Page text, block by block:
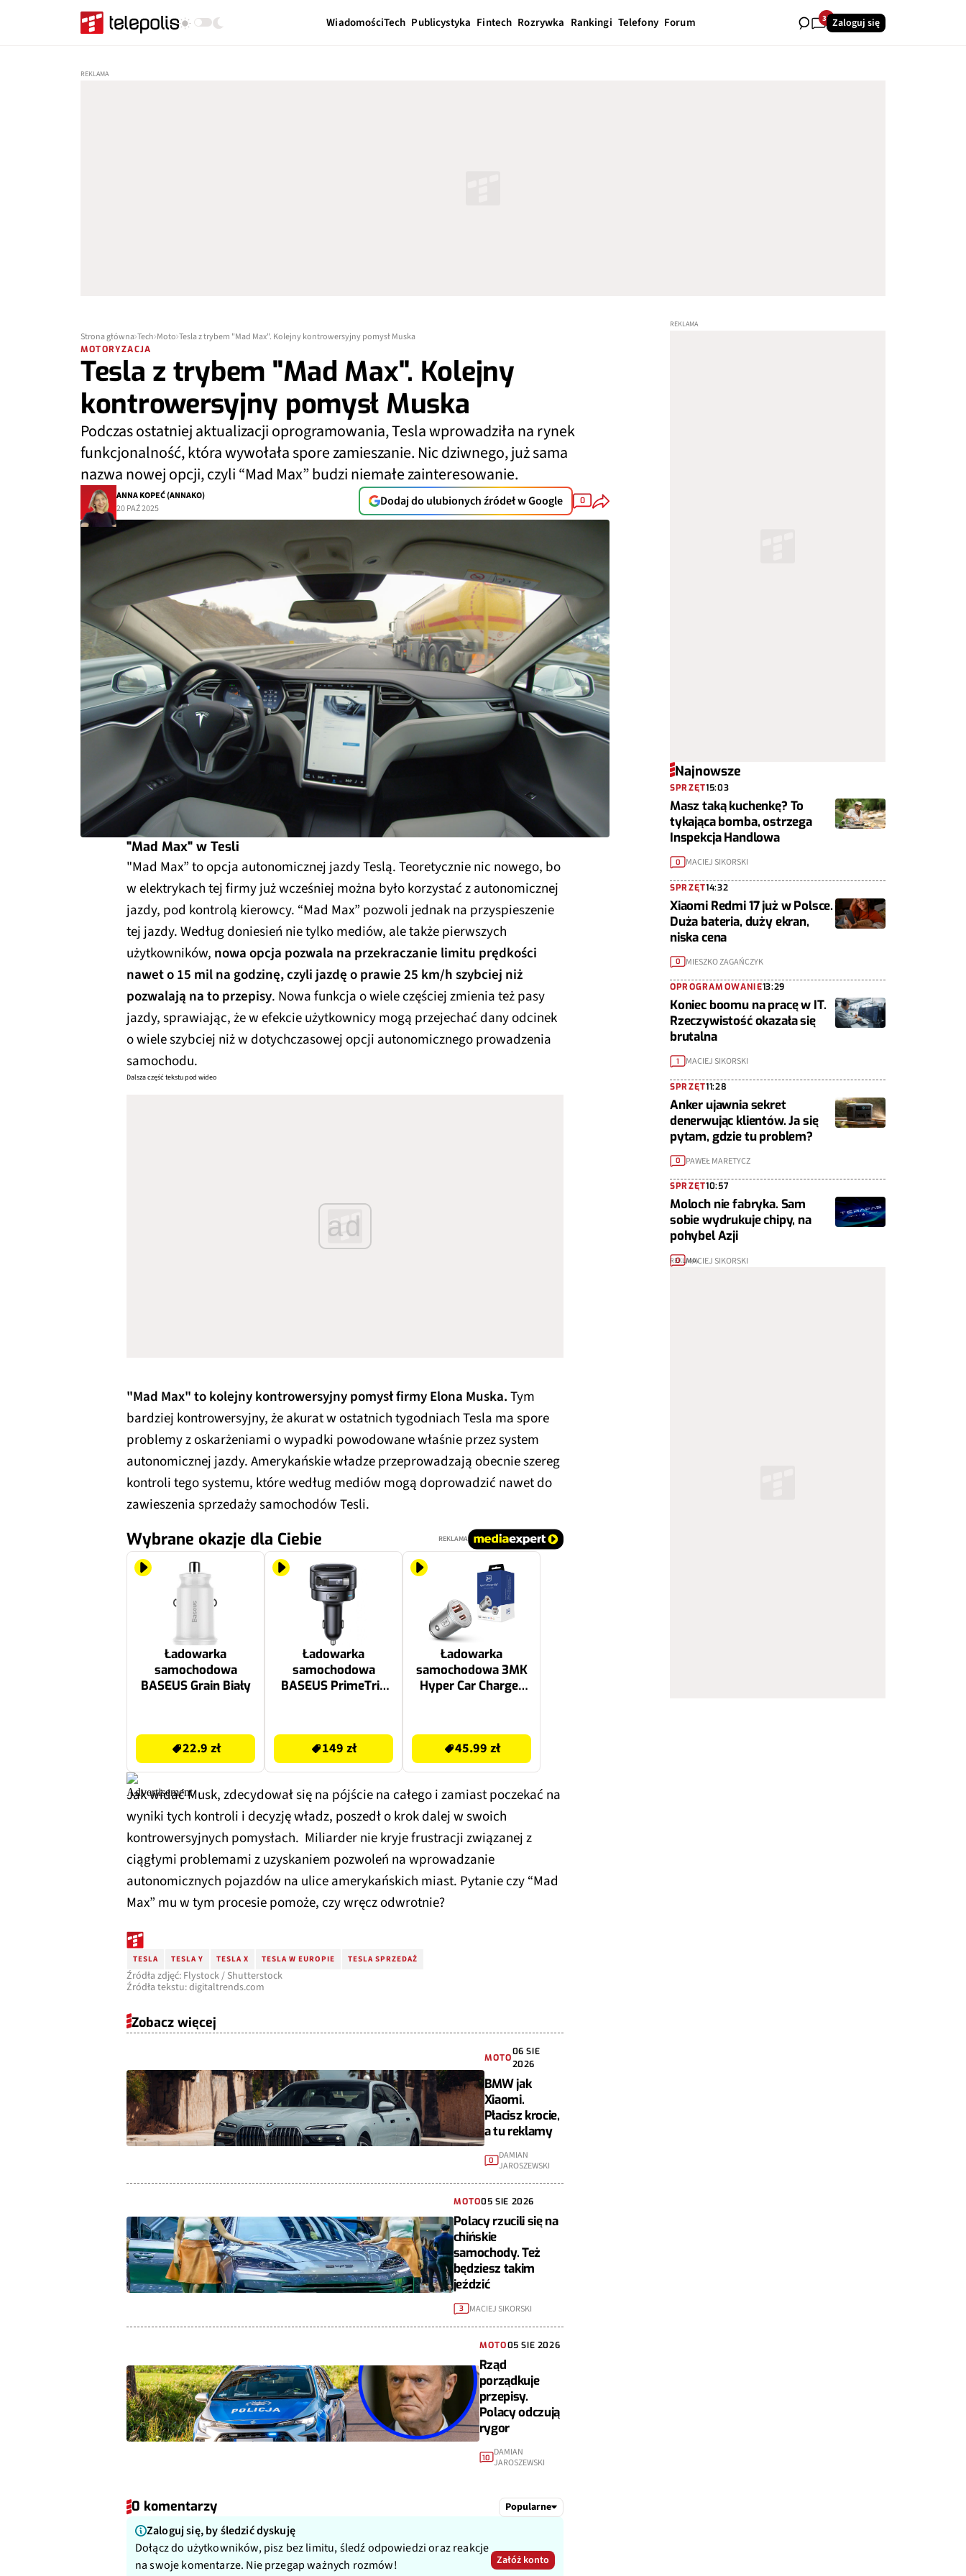
WiadomościTech Publicystyka Fintech Rozrywka Rankingi Telefony Forum 38Zaloguj się
Strona główna Tech Moto Tesla z trybem "Mad Max". Kolejny kontrowersyjny pomysł Muska
MOTORYZACJA
Tesla z trybem "Mad Max". Kolejny
kontrowersyjny pomysł Muska
Podczas ostatniej aktualizacji oprogramowania, Tesla wprowadziła na rynek
funkcjonalność, która wywołała spore zamieszanie. Nic dziwnego, już sama
nazwa nowej opcji, czyli “Mad Max” budzi niemałe zainteresowanie.
ANNA KOPEĆ (ANNAKO)
20 PAŹ 2025
Dodaj do ulubionych źródeł w Google 0
"Mad Max" w Tesli
"Mad Max” to opcja autonomicznej jazdy Teslą. Teoretycznie nic nowego, bo
w elektrykach tej firmy już wcześniej można było korzystać z autonomicznej
jazdy, pod kontrolą kierowcy. “Mad Max” pozwoli jednak na przyspieszenie
tej jazdy. Według doniesień nie tylko mediów, ale także pierwszych
użytkowników, nowa opcja pozwala na przekraczanie limitu prędkości
nawet o 15 mil na godzinę, czyli jazdę o prawie 25 km/h szybciej niż
pozwalają na to przepisy. Nowa funkcja o wiele częściej zmienia też pasy
jazdy, sprawiając, że w efekcie użytkownicy mogą przejechać dany odcinek
o wiele szybciej niż w dotychczasowej opcji autonomicznego prowadzenia
samochodu.
Dalsza część tekstu pod wideo
ad
"Mad Max" to kolejny kontrowersyjny pomysł firmy Elona Muska.Tym
bardziej kontrowersyjny, że akurat w ostatnich tygodniach Tesla ma spore
problemy z oskarżeniami o wypadki powodowane właśnie przez system
autonomicznej jazdy. Amerykańskie władze przeprowadzają obecnie szereg
kontroli tego systemu, które według mediów mogą doprowadzić nawet do
zawieszenia sprzedaży samochodów Tesli.
Wybrane okazje dla Ciebie REKLAMA
Ładowarka
samochodowa
BASEUS Grain Biały
22.9 zł
Ładowarka
samochodowa
BASEUS PrimeTrip
149 zł
Ładowarka
samochodowa 3MK
Hyper Car Charger
45.99 zł
Jak widać Musk, zdecydował się na pójście na całego i zamiast poczekać na
wyniki tych kontroli i decyzję władz, poszedł o krok dalej w swoich
kontrowersyjnych pomysłach. Miliarder nie kryje frustracji związanej z
ciągłymi problemami z uzyskaniem pozwoleń na wprowadzanie
autonomicznych pojazdów na ulice amerykańskich miast. Pytanie czy “Mad
Max” mu w tym procesie pomoże, czy wręcz odwrotnie?
TESLA TESLA Y TESLA X TESLA W EUROPIE TESLA SPRZEDAŻ
Źródła zdjęć: Flystock / Shutterstock
Źródła tekstu: digitaltrends.com
Zobacz więcej
MOTO
06 SIE
2026
BMW jak
Xiaomi.
Płacisz krocie,
a tu reklamy
0 DAMIAN
JAROSZEWSKI
MOTO05 SIE 2026
Polacy rzucili się na
chińskie
samochody. Też
będziesz takim
jeździć
3 MACIEJ SIKORSKI
MOTO05 SIE 2026
Rząd
porządkuje
przepisy.
Polacy odczują
rygor
10 DAMIAN
JAROSZEWSKI
0 komentarzy Popularne
Zaloguj się, by śledzić dyskuję
Dołącz do użytkowników, pisz bez limitu, śledź odpowiedzi oraz reakcje
na swoje komentarze. Nie przegap ważnych rozmów!
Załóż konto
Najnowsze
SPRZĘT15:03
Masz taką kuchenkę? To
tykająca bomba, ostrzega
Inspekcja Handlowa
0 MACIEJ SIKORSKI
SPRZĘT14:32
Xiaomi Redmi 17 już w Polsce.
Duża bateria, duży ekran,
niska cena
0 MIESZKO ZAGAŃCZYK
OPROGRAMOWANIE13:29
Koniec boomu na pracę w IT.
Rzeczywistość okazała się
brutalna
1 MACIEJ SIKORSKI
SPRZĘT11:28
Anker ujawnia sekret
denerwując klientów. Ja się
pytam, gdzie tu problem?
0 PAWEŁ MARETYCZ
SPRZĘT10:57
Moloch nie fabryka. Sam
sobie wydrukuje chipy, na
pohybel Azji
0 MACIEJ SIKORSKI